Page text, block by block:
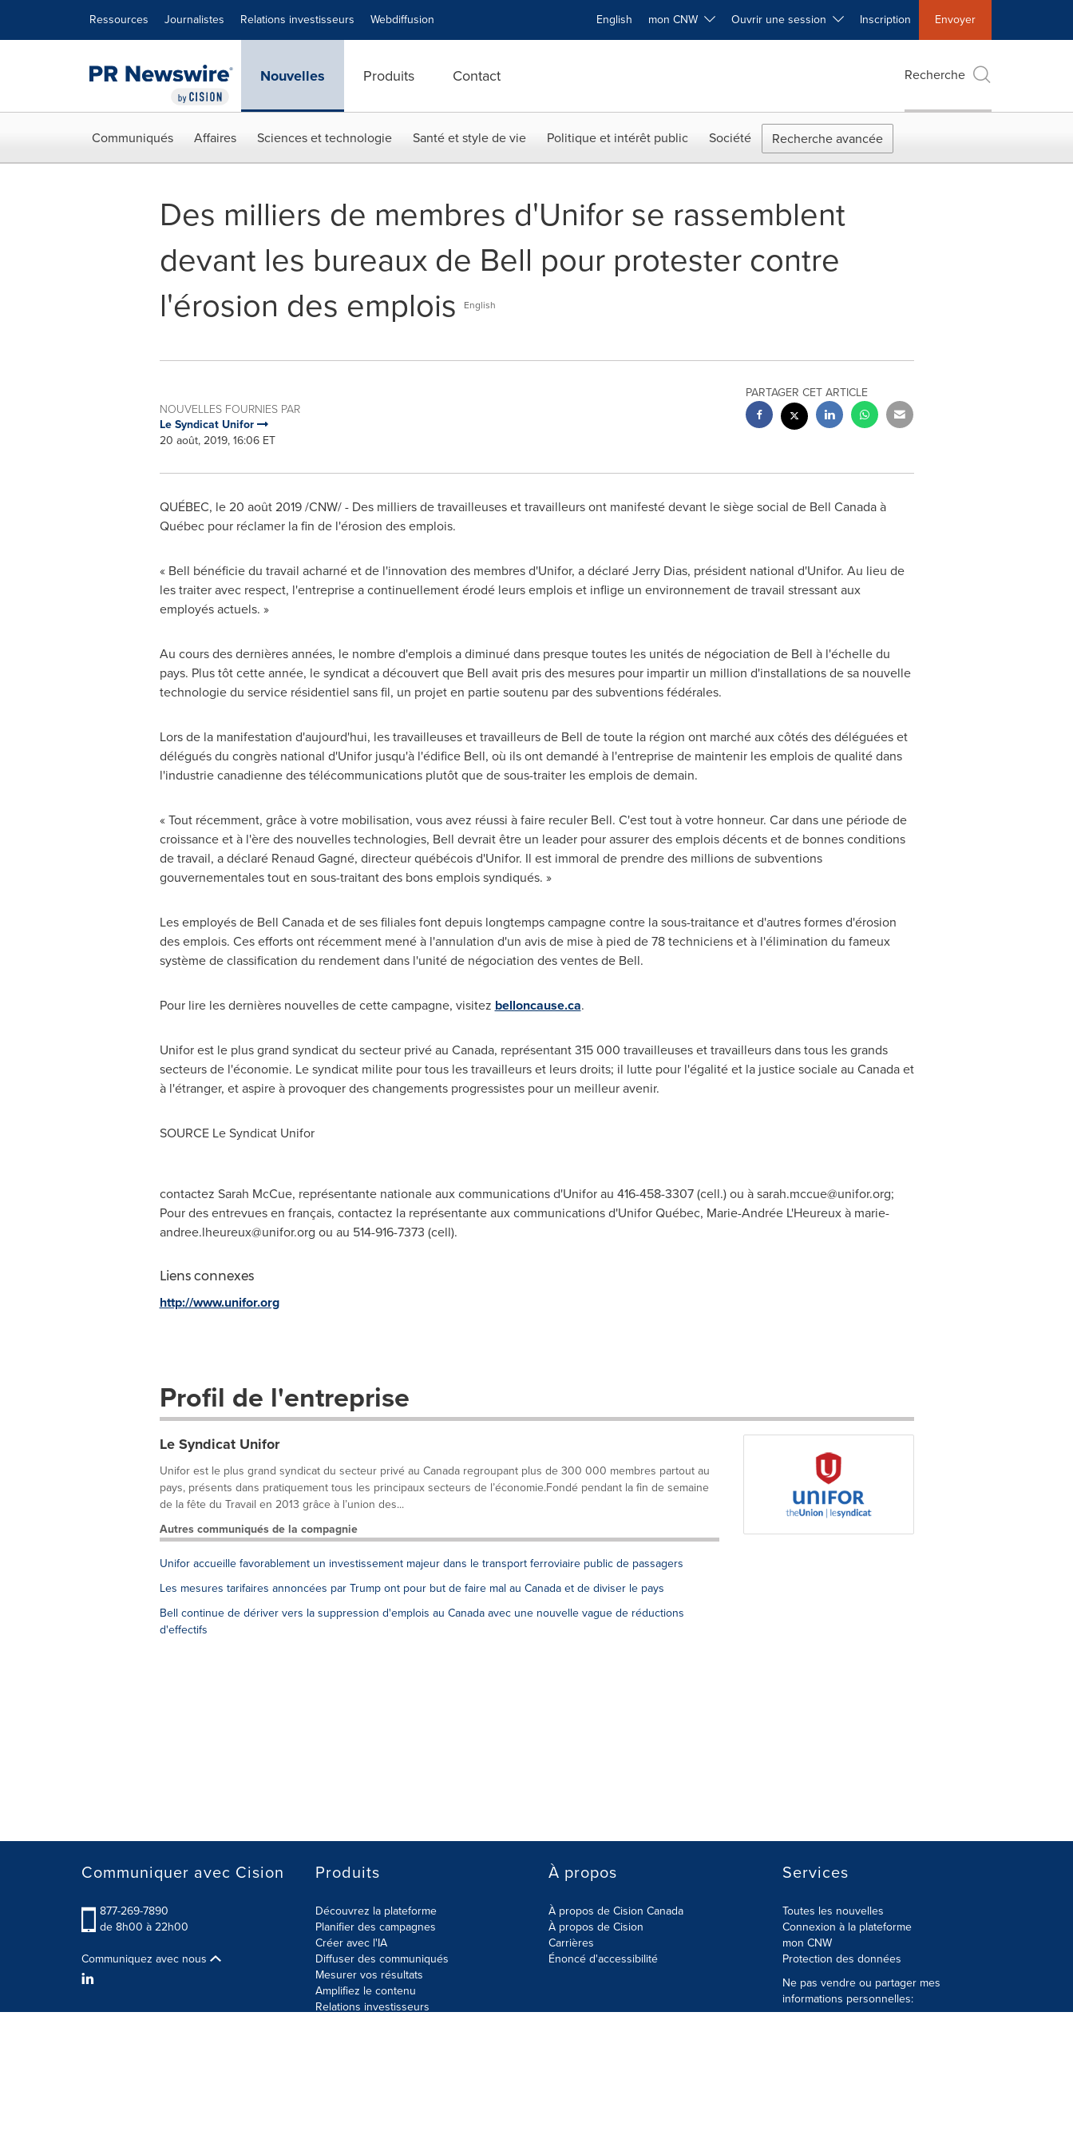
Ressources Journalistes Relations investisseurs Webdiffusion English mon CNW Ouvrir une session Inscription Envoyer
Nouvelles Produits Contact Recherche
Communiqués Affaires Sciences et technologie Santé et style de vie Politique et intérêt public Société Recherche avancée
Des milliers de membres d'Unifor se rassemblent
devant les bureaux de Bell pour protester contre
l'érosion des emplois
English
NOUVELLES FOURNIES PAR
Le Syndicat Unifor
20 août, 2019, 16:06 ET
PARTAGER CET ARTICLE
QUÉBEC, le 20 août 2019 /CNW/ - Des milliers de travailleuses et travailleurs ont manifesté devant le siège social de Bell Canadaà
Québec pour réclamer la fin de l'érosion des emplois.
« Bell bénéficie du travail acharné et de l'innovation des membres d'Unifor, a déclaréJerry Dias, président national d'Unifor. Au lieu de
les traiter avec respect, l'entreprise a continuellement érodé leurs emplois et inflige un environnement de travail stressant aux
employés actuels. »
Au cours des dernières années, le nombre d'emplois a diminué dans presque toutes les unités de négociation de Bell à l'échelle du
pays. Plus tôt cette année, le syndicat a découvert que Bell avait pris des mesures pour impartir un million d'installations de sa nouvelle
technologie du service résidentiel sans fil, un projet en partie soutenu par des subventions fédérales.
Lors de lamanifestation d'aujourd'hui, les travailleuses et travailleurs de Bell detoute la région ont marché aux côtés des déléguées et
délégués du congrès national d'Unifor jusqu'à l'édifice Bell, où ils ont demandé à l'entreprise de maintenir les emplois de qualité dans
l'industrie canadienne des télécommunications plutôt que de sous-traiter les emplois de demain.
« Tout récemment, grâce à votre mobilisation, vous avez réussi à faire reculer Bell. C'est tout à votre honneur. Car dans une période de
croissance et à l'ère des nouvelles technologies, Bell devrait être un leader pour assurer des emplois décents et de bonnes conditions
de travail, a déclaré Renaud Gagné, directeur québécois d'Unifor. Il est immoral de prendre des millions de subventions
gouvernementales tout en sous-traitant des bons emplois syndiqués. »
Les employés de Bell Canadaet de ses filiales font depuis longtemps campagne contre la sous-traitance et d'autres formes d'érosion
des emplois. Ces efforts ont récemment mené à l'annulation d'un avis de mise à pied de 78 techniciens et à l'élimination du fameux
système de classification du rendement dans l'unité de négociation des ventes de Bell.
Pour lire les dernières nouvelles de cette campagne, visitez belloncause.ca.
Unifor est le plus grand syndicat du secteur privé au Canada, représentant 315 000 travailleuses et travailleurs dans tous les grands
secteurs de l'économie. Le syndicat milite pour tous les travailleurs et leurs droits; il lutte pour l'égalité et la justice sociale au Canada et
à l'étranger, et aspire à provoquer des changements progressistes pour un meilleur avenir.
SOURCE Le Syndicat Unifor
contactez Sarah McCue, représentante nationale aux communications d'Unifor au 416-458-3307 (cell.) ou àsarah.mccue@unifor.org;
Pour des entrevues en français, contactez la représentante aux communications d'Unifor Québec, Marie-Andrée L'Heureux à marie-
andree.lheureux@unifor.org ou au 514-916-7373 (cell).
Liens connexes
http://www.unifor.org
Profil de l'entreprise
Le Syndicat Unifor
Unifor est le plus grand syndicat du secteur privé au Canada regroupant plus de 300 000 membres partout au
pays, présents dans pratiquement tous les principaux secteurs de l’économie.Fondé pendant la fin de semaine
de la fête du Travail en 2013 grâce à l’union des...
Autres communiqués de la compagnie
Unifor accueille favorablement un investissement majeur dans le transport ferroviaire public de passagers
Les mesures tarifaires annoncées par Trump ont pour but de faire mal au Canada et de diviser le pays
Bell continue de dériver vers la suppression d'emplois au Canada avec une nouvelle vague de réductions
d'effectifs
Communiquer avec Cision
877-269-7890
de 8h00 à 22h00
Communiquez avec nous
Produits
Découvrez la plateforme
Planifier des campagnes
Créer avec l'IA
Diffuser des communiqués
Mesurer vos résultats
Amplifiez le contenu
Relations investisseurs
À propos
À propos de Cision Canada
À propos de Cision
Carrières
Énoncé d'accessibilité
Services
Toutes les nouvelles
Connexion à la plateforme
mon CNW
Protection des données
Ne pas vendre ou partager mes
informations personnelles: